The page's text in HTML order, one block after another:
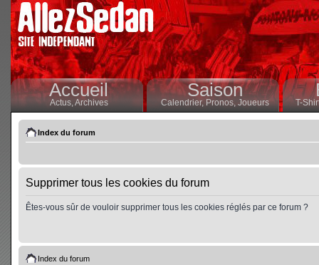
Accueil
Actus,Archives
Saison
Calendrier,Pronos, Joueurs T-
Index du forum
Supprimer tous les cookies du forum
Êtes-vous sûr de vouloir supprimer tous les cookies réglés par ce forum ?
Index du forum